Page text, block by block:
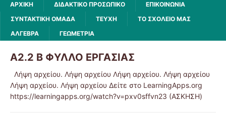
ΑΡΧΙΚΉ ΔΙΔΑΚΤΙΚΟ ΠΡΟΣΩΠΙΚΟ
ΕΠΙΚΟΙΝΩΝΙΑ
ΣΥΝΤΑΚΤΙΚΗ ΟΜΑΔΑ
ΤΕΥΧΗ
ΤΟ ΣΧΟΛΕΙΟ ΜΑΣ
ΑΛΓΕΒΡΑ
ΓΕΩΜΕΤΡΙΑ
Α2.2 Β ΦΥΛΛΟ ΕΡΓΑΣΙΑΣ
Λήψη αρχείου. Λήψη αρχείου Λήψη αρχείου. Λήψη αρχείου
Λήψη αρχείου. Λήψη αρχείου Δείτε στο LearningApps.org
https://learningapps.org/watch?v=pxv0sffvn23 (ΑΣΚΗΣΗ)